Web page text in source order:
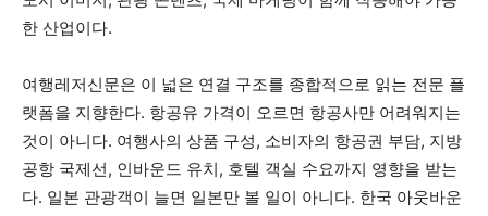
한 산업이다.
여행레저신문은 이 넓은 연결 구조를 종합적으로 읽는 전문 플
랫폼을 지향한다. 항공유 가격이 오르면 항공사만 어려워지는
것이 아니다. 여행사의 상품 구성, 소비자의 항공권 부담, 지방
공항 국제선, 인바운드 유치, 호텔 객실 수요까지 영향을 받는
다. 일본 관광객이 늘면 일본만 볼 일이 아니다. 한국 아웃바운